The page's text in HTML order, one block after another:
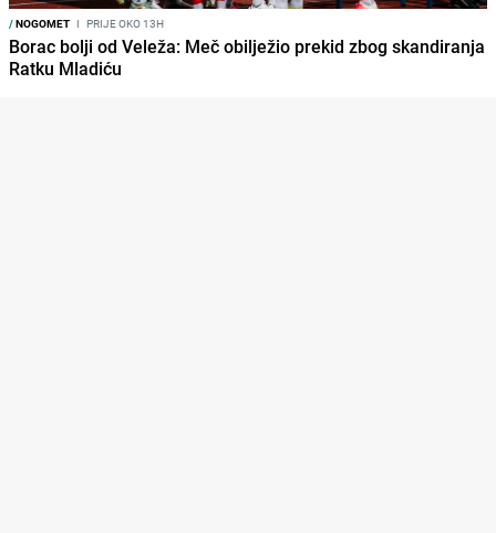
/NOGOMET I PRIJE OKO 13H
Borac bolji od Veleža: Meč obilježio prekid zbog skandiranja
Ratku Mladiću